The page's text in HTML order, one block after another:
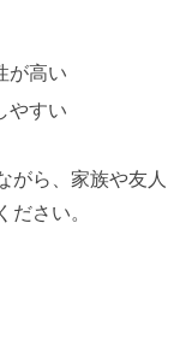
が高い
やすい
がら、家族や友人
さい。